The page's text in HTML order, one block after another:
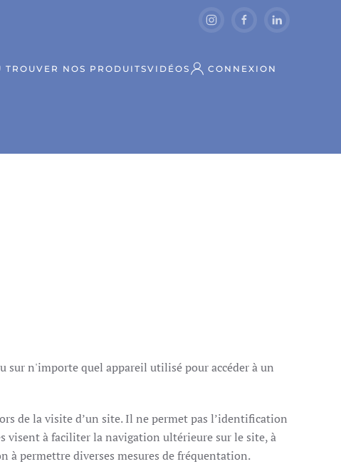
TROUVER NOS PRODUITSVIDÉOS CONNEXION
sur n'importe quel appareil utilisé pour accéder à un
de la visite d’un site. Il ne permet pas l’identification
visent à faciliter la navigation ultérieure sur le site, à
à permettre diverses mesures de fréquentation.